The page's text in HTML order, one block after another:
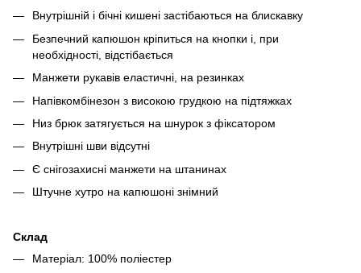
Внутрішній і бічні кишені застібаються на блискавку
Безпечний капюшон кріпиться на кнопки і, при
необхідності, відстібається
Манжети рукавів еластичні, на резинках
Напівкомбінезон з високою грудкою на підтяжках
Низ брюк затягується на шнурок з фіксатором
Внутрішні шви відсутні
Є снігозахисні манжети на штанинах
Штучне хутро на капюшоні знімний
Склад
Матеріал: 100% поліестер